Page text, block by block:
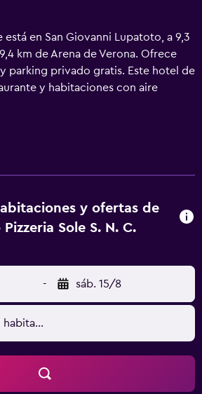
está en San Giovanni Lupatoto, a 9,3
km de Arena de Verona. Ofrece
parking privado gratis. Este hotel de
y habitaciones con aire
y baño privado. Vía Mazzini está
de Castelvecchio, a 10 km. En el
(Aeropuerto de Verona) está a
y ofertas de
Sole S. N. C.
- sáb. 15/8
habitación